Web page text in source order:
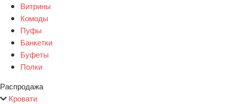
Витрины
Комоды
Пуфы
Банкетки
Буфеты
Полки
Распродажа
Кровати